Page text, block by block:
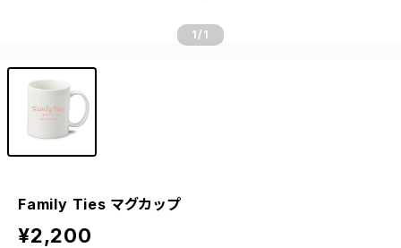
1 /1
Family Ties マグカップ
¥2,200